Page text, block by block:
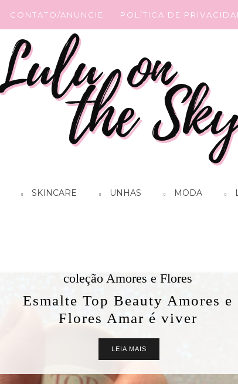
CONTATO/ANUNCIE POLÍTICA DE
SKINCARE UNHAS MODA
coleção Amores e Flores
Esmalte Top Beauty Amores e
Flores Amar é viver
LEIA MAIS